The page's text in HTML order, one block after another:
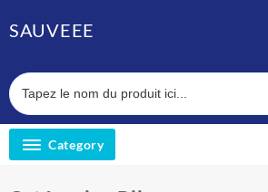
toSAUVEEE
Category